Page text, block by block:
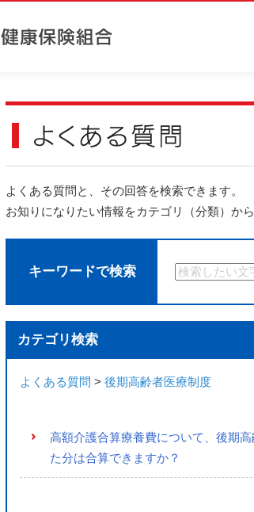
よくある質問と、その回答を検索できます。
お知りになりたい情報をカテゴリ（分類）か
キーワードで検索
カテゴリ検索
よくある質問 > 後期高齢者医療制度
高額介護合算療養費について、後期
た分は合算できますか？